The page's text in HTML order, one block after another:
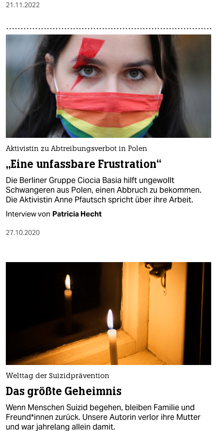
21.11.2022
Aktivistin zu Abtreibungsverbot in Polen
„Eine unfassbare Frustration“
Die Berliner Gruppe Ciocia Basia hilft ungewollt
Schwangeren aus Polen, einen Abbruch zu bekommen.
Die Aktivistin Anne Pfautsch spricht über ihre Arbeit.
Interview von Patricia Hecht
27.10.2020
Welttag der Suizidprävention
Das größte Geheimnis
Wenn Menschen Suizid begehen, bleiben Familie und
Freund*innen zurück. Unsere Autorin verlor ihre Mutter
und war jahrelang allein damit.